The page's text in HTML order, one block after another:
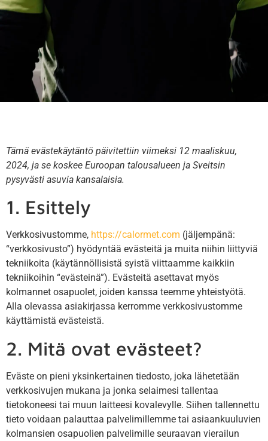
Tämä evästekäytäntö päivitettiin viimeksi 12 maaliskuu,
2024, ja se koskee Euroopan talousalueen ja Sveitsin
pysyvästi asuvia kansalaisia.
1. Esittely
Verkkosivustomme, https://calormet.com (jäljempänä:
“verkkosivusto”) hyödyntää evästeitä ja muita niihin liittyviä
tekniikoita (käytännöllisistä syistä viittaamme kaikkiin
tekniikoihin “evästeinä”). Evästeitä asettavat myös
kolmannet osapuolet, joiden kanssa teemme yhteistyötä.
Alla olevassa asiakirjassa kerromme verkkosivustomme
käyttämistä evästeistä.
2. Mitä ovat evästeet?
Eväste on pieni yksinkertainen tiedosto, joka lähetetään
verkkosivujen mukana ja jonka selaimesi tallentaa
tietokoneesi tai muun laitteesi kovalevylle. Siihen tallennettu
tieto voidaan palauttaa palvelimillemme tai asiaankuuluvien
kolmansien osapuolien palvelimille seuraavan vierailun